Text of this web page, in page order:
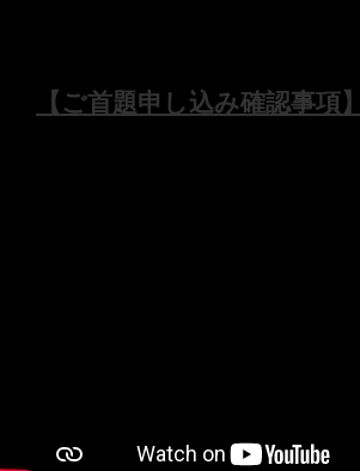
【ご首題申し込み確認事項】